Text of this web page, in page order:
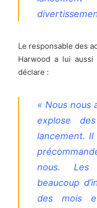
Le responsable des
Harwood a lui
déclare :
« Nous nous
explose
lancement.
nous. Les
beaucoup
des mois